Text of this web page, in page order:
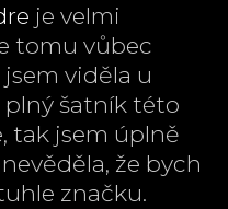
je velmi
tomu vůbec
viděla u
plný šatník této
tak jsem úplně
že bych
značku.